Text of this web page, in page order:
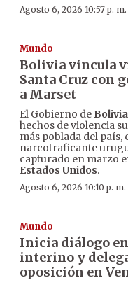
Agosto 6, 2026 10:57 p. m.
Mundo
Bolivia vincula
Santa Cruz con
a Marset
El Gobierno de Bolivia
hechos de violencia
más poblada del
narcotraficante
capturado en marzo
Estados Unidos.
Agosto 6, 2026 10:10 p. m.
Mundo
Inicia diálogo
interino y
oposición en